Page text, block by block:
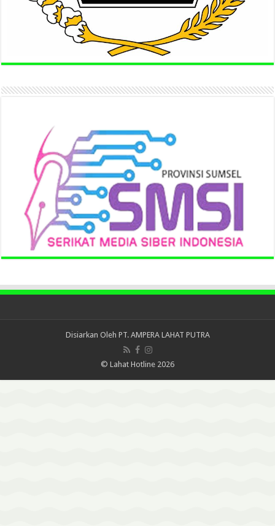
Disiarkan Oleh PT. AMPERA LAHAT PUTRA
© Lahat Hotline 2026